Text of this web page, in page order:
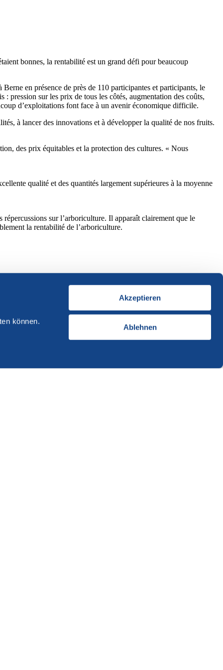
können.
Akzeptieren
Ablehnen
bonnes, la rentabilité est un grand défi pour beaucoup
en présence de près de 110 participantes et participants, le
: pression sur les prix de tous les côtés, augmentation des coûts,
d’exploitations font face à un avenir économique difficile.
à lancer des innovations et à développer la qualité de nos fruits.
des prix équitables et la protection des cultures. « Nous
qualité et des quantités largement supérieures à la moyenne
sur l’arboriculture. Il apparaît clairement que le
la rentabilité de l’arboriculture.